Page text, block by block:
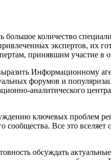
количество
экспертов, их
принявшим участие в
Информационному
форумов и
аналитического
ключевых проблем
сообщества. Все это
обсуждать